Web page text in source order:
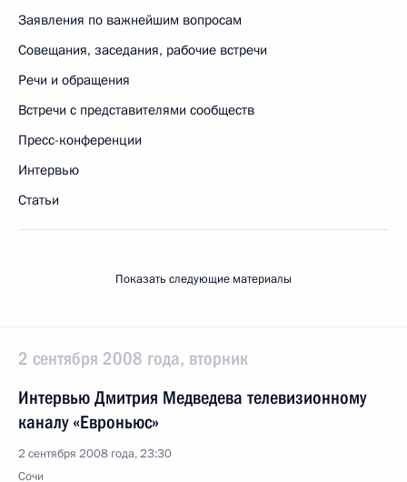
Заявления по важнейшим вопросам
Совещания, заседания, рабочие встречи
Речи и обращения
Встречи с представителями сообществ
Пресс-конференции
Интервью
Статьи
Показать следующие материалы
2 сентября 2008 года, вторник
Интервью Дмитрия Медведева телевизионному
каналу «Евроньюс»
2 сентября 2008 года, 23:30
Сочи